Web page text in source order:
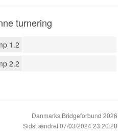
turnering
1.2
2.2
Danmarks Bridgeforbund 2026
Sidst ændret 07/03/2024 23:20:28